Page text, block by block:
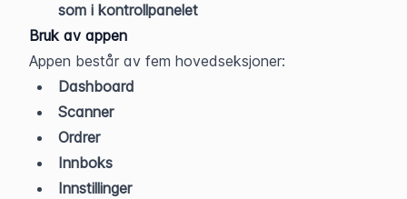
som i kontrollpanelet
Bruk av appen
Appen består av fem hovedseksjoner:
Dashboard
Scanner
Ordrer
Innboks
Innstillinger